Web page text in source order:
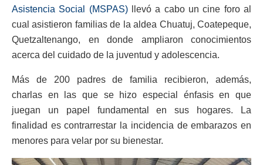
Asistencia Social (MSPAS)llevó a cabo un cine foro al
cual asistieron familias de la aldea Chuatuj, Coatepeque,
Quetzaltenango, en donde ampliaron conocimientos
acerca del cuidado de la juventud y adolescencia.
Más de 200 padres de familia recibieron, además,
charlas en las que se hizo especial énfasis en que
juegan un papel fundamental en sus hogares. La
finalidad es contrarrestar la incidencia de embarazos en
menores para velar por su bienestar.